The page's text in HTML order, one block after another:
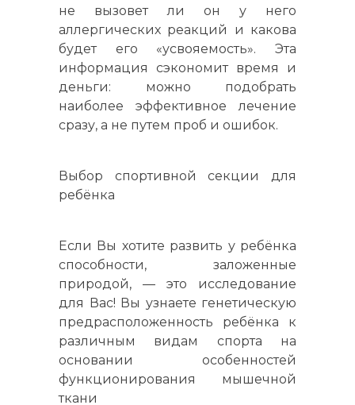
не вызовет ли он у него
аллергических реакций и какова
будет его «усвояемость». Эта
информация сэкономит время и
деньги: можно подобрать
наиболее эффективное лечение
сразу, а не путем проб и ошибок.
Выбор спортивной секции для
ребёнка
Если Вы хотите развить у ребёнка
способности, заложенные
природой, — это исследование
для Вас! Вы узнаете генетическую
предрасположенность ребёнка к
различным видам спорта на
основании особенностей
функционирования мышечной
ткани